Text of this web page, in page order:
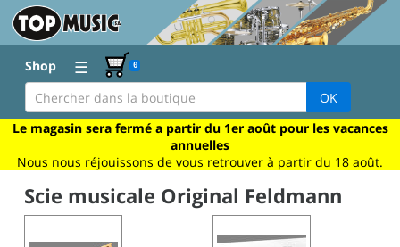
Shop ☰ 0
OK
Le magasin sera fermé a partir du 1er août pour les vacances
annuelles
Nous nous réjouissons de vous retrouver à partir du 18 août.
Scie musicale Original Feldmann